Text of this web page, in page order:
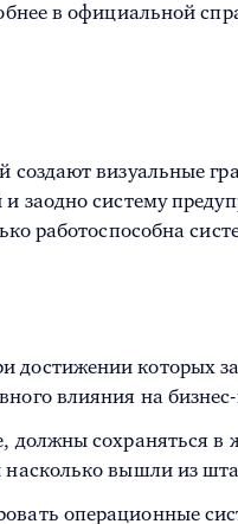
в официальной
визуальные
систему
работоспособна
которых
влияния на
должны сохраняться
насколько вышли из
операционные